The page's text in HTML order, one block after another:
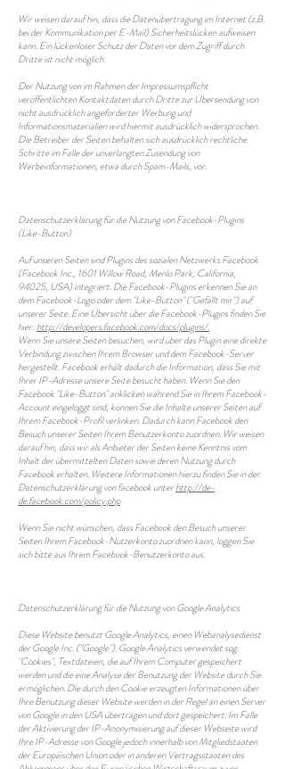
Wir weisen darauf hin, dass die Datenübertragung im Internet (z.B.
bei der Kommunikation per E-Mail) Sicherheitslücken aufweisen
kann. Ein lückenloser Schutz der Daten vor dem Zugriff durch
Dritte ist nicht möglich.
Der Nutzung von im Rahmen der Impressumspflicht
veröffentlichten Kontaktdaten durch Dritte zur Übersendung von
nicht ausdrücklich angeforderter Werbung und
Informationsmaterialien wird hiermit ausdrücklich widersprochen.
Die Betreiber der Seiten behalten sich ausdrücklich rechtliche
Schritte im Falle der unverlangten Zusendung von
Werbeinformationen, etwa durch Spam-Mails, vor.
Datenschutzerklärung für die Nutzung von Facebook-Plugins
(Like-Button)
Auf unseren Seiten sind Plugins des sozialen Netzwerks Facebook
(Facebook Inc., 1601 Willow Road, Menlo Park, California,
94025, USA) integriert. Die Facebook-Plugins erkennen Sie an
dem Facebook-Logo oder dem "Like-Button" ("Gefällt mir") auf
unserer Seite. Eine Übersicht über die Facebook-Plugins finden Sie
hier:http://developers.facebook.com/docs/plugins/.
Wenn Sie unsere Seiten besuchen, wird über das Plugin eine direkte
Verbindung zwischen Ihrem Browser und dem Facebook-Server
hergestellt. Facebook erhält dadurch die Information, dass Sie mit
Ihrer IP-Adresse unsere Seite besucht haben. Wenn Sie den
Facebook "Like-Button" anklicken während Sie in Ihrem Facebook-
Account eingeloggt sind, können Sie die Inhalte unserer Seiten auf
Ihrem Facebook-Profil verlinken. Dadurch kann Facebook den
Besuch unserer Seiten Ihrem Benutzerkonto zuordnen. Wir weisen
darauf hin, dass wir als Anbieter der Seiten keine Kenntnis vom
Inhalt der übermittelten Daten sowie deren Nutzung durch
Facebook erhalten. Weitere Informationen hierzu finden Sie in der
Datenschutzerklärung von facebook unterhttp://de-
de.facebook.com/policy.php
Wenn Sie nicht wünschen, dass Facebook den Besuch unserer
Seiten Ihrem Facebook-Nutzerkonto zuordnen kann, loggen Sie
sich bitte aus Ihrem Facebook-Benutzerkonto aus.
Datenschutzerklärung für die Nutzung von Google Analytics
Diese Website benutzt Google Analytics, einen Webanalysedienst
der Google Inc. ("Google"). Google Analytics verwendet sog.
"Cookies", Textdateien, die auf Ihrem Computer gespeichert
werden und die eine Analyse der Benutzung der Website durch Sie
ermöglichen. Die durch den Cookie erzeugten Informationen über
Ihre Benutzung dieser Website werden in der Regel an einen Server
von Google in den USA übertragen und dort gespeichert. Im Falle
der Aktivierung der IP-Anonymisierung auf dieser Webseite wird
Ihre IP-Adresse von Google jedoch innerhalb von Mitgliedstaaten
der Europäischen Union oder in anderen Vertragsstaaten des